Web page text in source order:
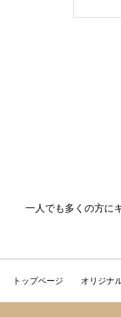
一人でも多くの方に
トップページ オリジナ